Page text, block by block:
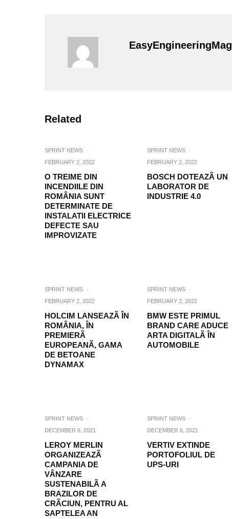
EasyEngineeringMag
Related
SPRINT NEWS
·
FEBRUARY 2, 2022
O TREIME DIN
INCENDIILE DIN
ROMÂNIA SUNT
DETERMINATE DE
INSTALATII ELECTRICE
DEFECTE SAU
IMPROVIZATE
SPRINT NEWS
·
FEBRUARY 2, 2022
BOSCH DOTEAZÃ UN
LABORATOR DE
INDUSTRIE 4.0
SPRINT NEWS
·
FEBRUARY 2, 2022
HOLCIM LANSEAZÃ ÎN
ROMÂNIA, ÎN
PREMIERÃ
EUROPEANÃ, GAMA
DE BETOANE
DYNAMAX
SPRINT NEWS
·
FEBRUARY 2, 2022
BMW ESTE PRIMUL
BRAND CARE ADUCE
ARTA DIGITALÃ ÎN
AUTOMOBILE
SPRINT NEWS
·
DECEMBER 6, 2021
LEROY MERLIN
ORGANIZEAZÃ
CAMPANIA DE
VÂNZARE
SUSTENABILÃ A
BRAZILOR DE
CRÃCIUN, PENTRU AL
SAPTELEA AN
SPRINT NEWS
·
DECEMBER 6, 2021
VERTIV EXTINDE
PORTOFOLIUL DE
UPS-URI